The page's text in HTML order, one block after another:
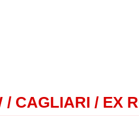
/ CAGLIARI / EX